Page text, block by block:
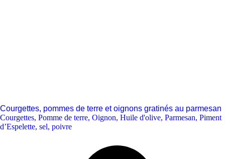
Courgettes, pommes de terre et oignons gratinés au parmesan
Courgettes, Pomme de terre, Oignon, Huile d'olive, Parmesan, Piment
d’Espelette, sel, poivre